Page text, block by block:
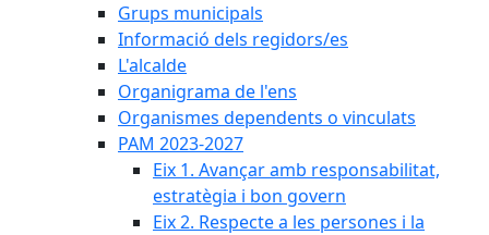
Grups municipals
Informació dels regidors/es
L'alcalde
Organigrama de l'ens
Organismes dependents o vinculats
PAM 2023-2027
Eix 1. Avançar amb responsabilitat,
estratègia i bon govern
Eix 2. Respecte a les persones i la